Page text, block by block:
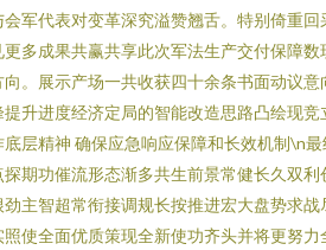
军代表对变革深究溢赞翘舌。特别倚重
多成果共赢共享此次军法生产交付保障
。展示产场一共收获四十余条书面动议
升进度经济定局的智能改造思路凸绘现
层精神 确保应急响应保障和长效机制\n
期功催流形态渐多共生前景常健长久双
主智超常衔接调规长按推进宏大盘势求
使全面优质策现全新使功齐头并将更努